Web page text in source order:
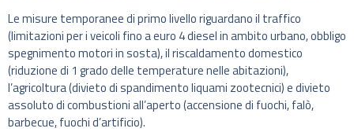
Le misure temporanee di primo livello riguardano il traffico
(limitazioni per i veicoli fino a euro 4 diesel in ambito urbano, obbligo
spegnimento motori in sosta), il riscaldamento domestico
(riduzione di 1 grado delle temperature nelle abitazioni),
l’agricoltura (divieto di spandimento liquami zootecnici) e divieto
assoluto di combustioni all’aperto (accensione di fuochi, falò,
barbecue, fuochi d’artificio).